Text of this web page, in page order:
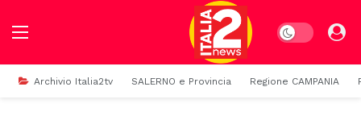
Dark mode
Archivio Italia2tv SALERNO e Provincia Regione CAMPANIA